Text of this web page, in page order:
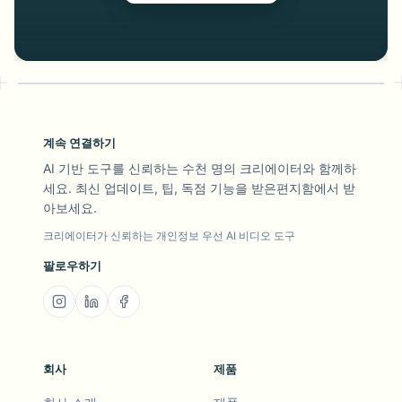
계속 연결하기
AI 기반 도구를 신뢰하는 수천 명의 크리에이터와 함께하
세요. 최신 업데이트, 팁, 독점 기능을 받은편지함에서 받
아보세요.
크리에이터가 신뢰하는 개인정보 우선 AI 비디오 도구
팔로우하기
회사 제품